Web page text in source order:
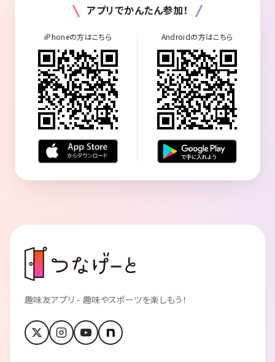
アプリでかんたん参加！
iPhoneの方はこちら Androidの方はこちら
趣味友アプリ - 趣味やスポーツを楽しもう！